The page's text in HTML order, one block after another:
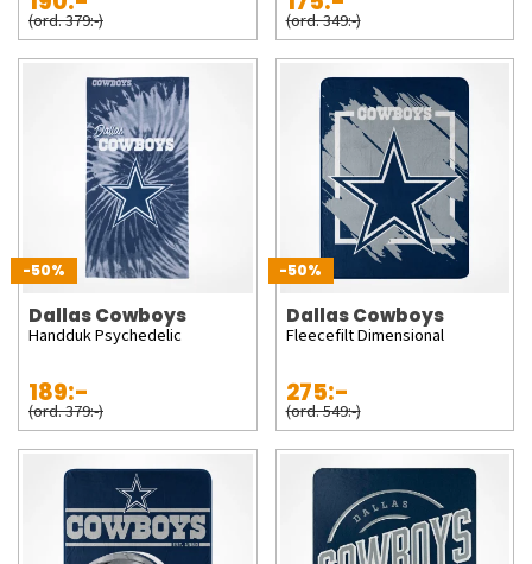
(ord. 379:-) (ord. 349:-)
-50%
Dallas Cowboys
Handduk Psychedelic
189:-
(ord. 379:-)
-50%
Dallas Cowboys
Fleecefilt Dimensional
275:-
(ord. 549:-)